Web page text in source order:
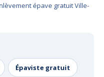
épave gratuit Ville-
Épaviste gratuit